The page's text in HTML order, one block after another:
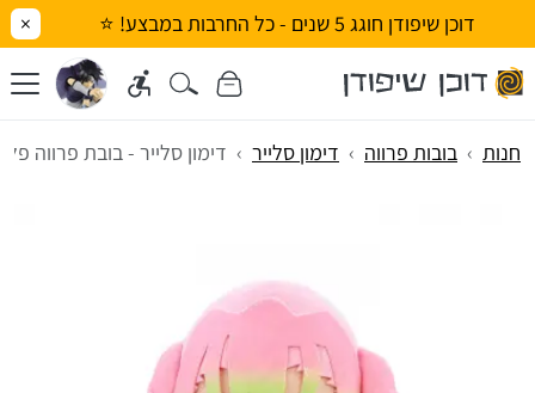
דוכן שיפודן חוגג 5 שנים - כל החרבות במבצע! ⭐ ×
חנות בובות פרווה דימון סלייר דימון סלייר - בובת פרווה